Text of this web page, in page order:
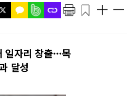
일자리 창출…목
달성